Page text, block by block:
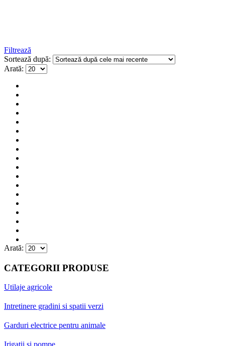
Filtrează
Sortează după:
Arată:
Arată:
CATEGORII PRODUSE
Utilaje agricole
Intretinere gradini si spatii verzi
Garduri electrice pentru animale